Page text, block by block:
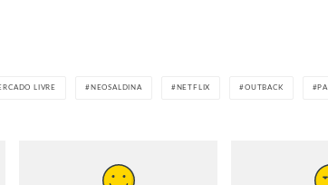
LIVRE NEOSALDINA NETFLIX OUTBACK